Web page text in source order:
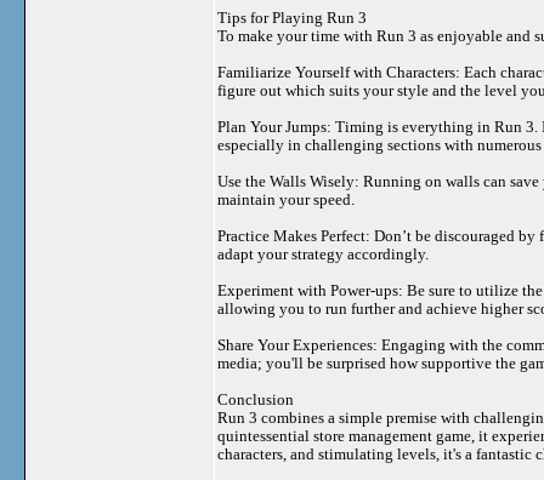
Tips for Playing Run 3
To make your time with Run 3 as enjoyable and
Familiarize Yourself with Characters: Each
figure out which suits your style and the level
Plan Your Jumps: Timing is everything in Run
especially in challenging sections with numerous
Use the Walls Wisely: Running on walls can
maintain your speed.
Practice Makes Perfect: Don’t be discouraged
adapt your strategy accordingly.
Experiment with Power-ups: Be sure to utilize
allowing you to run further and achieve higher
Share Your Experiences: Engaging with the
media; you'll be surprised how supportive the
Conclusion
Run 3 combines a simple premise with
quintessential store management game, it
characters, and stimulating levels, it's a fantastic